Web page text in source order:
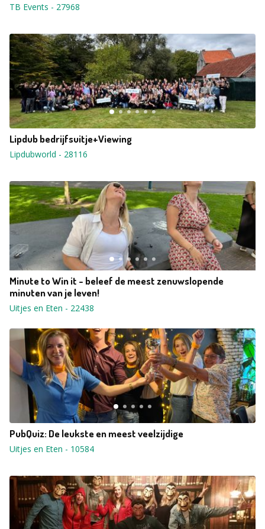
TB Events - 27968
Lipdub bedrijfsuitje+Viewing
Lipdubworld - 28116
Minute to Win it - beleef de meest zenuwslopende
minuten van je leven!
Uitjes en Eten - 22438
PubQuiz: De leukste en meest veelzijdige
Uitjes en Eten - 10584